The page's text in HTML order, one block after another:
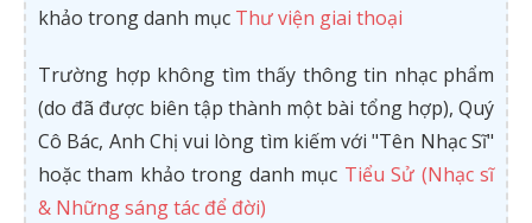
khảo trong danh mục Thư viện giai thoại
Trường hợp không tìm thấy thông tin nhạc phẩm
(do đã được biên tập thành một bài tổng hợp), Quý
Cô Bác, Anh Chị vui lòng tìm kiếm với "Tên Nhạc Sĩ"
hoặc tham khảo trong danh mục Tiểu Sử (Nhạc sĩ
& Những sáng tác để đời)